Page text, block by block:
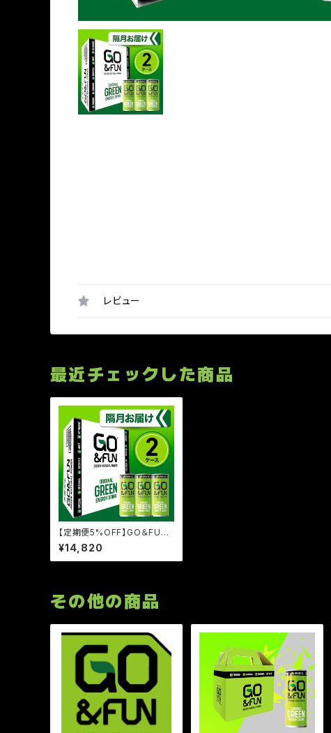
レビュー
最近チェックした商品
【定期便5%OFF】GO＆FUN
グリーンエナジードリンク 25
0ml缶 30本セット（2ケース）
¥14,820
その他の商品